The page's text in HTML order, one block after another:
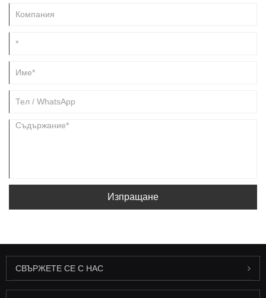
Изпращане
СВЪРЖЕТЕ СЕ С НАС